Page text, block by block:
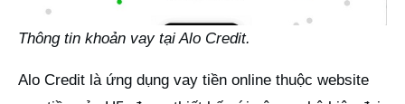
Thông tin khoản vay tại Alo Credit.
Alo Credit là ứng dụng vay tiền online thuộc website